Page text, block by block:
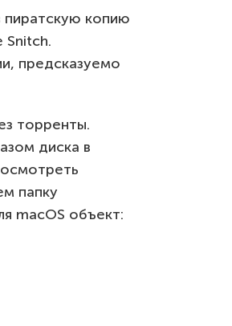
пиратскую копию
предсказуемо
торренты.
диска в
папку
macOS объект: